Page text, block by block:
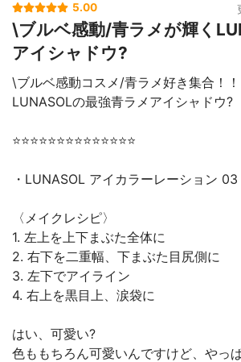
5.00
\ブルベ感動/青ラメが輝く
アイシャドウ?
\ブルベ感動コスメ/青ラメ好き集合！！
LUNASOLの最強青ラメアイシャドウ?
⭐️⭐️⭐️⭐️⭐️⭐️⭐️⭐️⭐️⭐️⭐️⭐️⭐️⭐️
・LUNASOL アイカラーレーション
〈メイクレシピ〉
1. 左上を上下まぶた全体に
2. 右下を二重幅、下まぶた目尻側に
3. 左下でアイライン
4. 右上を黒目上、涙袋に
はい、可愛い?
色ももちろん可愛いんですけど、やっ